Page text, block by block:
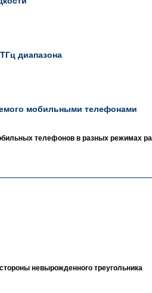
диапазона
мобильными телефонами
телефонов в разных режимах
невырожденного треугольника